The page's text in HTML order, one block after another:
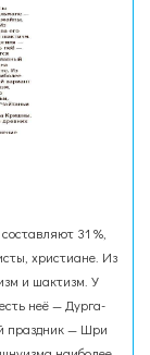
31 %,
христиане. Из
и шактизм. У
неё — Дурга-
праздник — Шри